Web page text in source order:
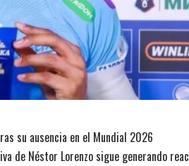
su ausencia en el Mundial 2026
de Néstor Lorenzo sigue generando